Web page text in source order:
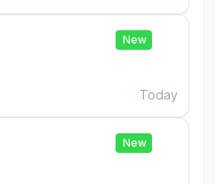
New
Today
New